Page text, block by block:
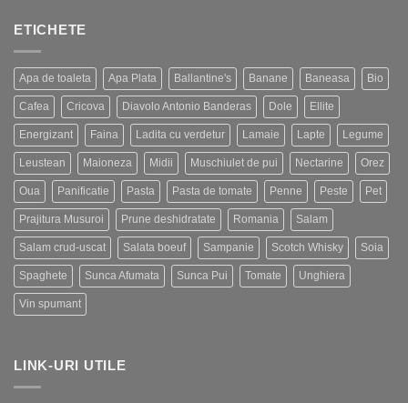
ETICHETE
Apa de toaleta Apa Plata Ballantine's Banane Baneasa Bio
Cafea Cricova Diavolo Antonio Banderas Dole Ellite
Energizant Faina Ladita cu verdetur Lamaie Lapte Legume
Leustean Maioneza Midii Muschiulet de pui Nectarine Orez
Oua Panificatie Pasta Pasta de tomate Penne Peste Pet
Prajitura Musuroi Prune deshidratate Romania Salam
Salam crud-uscat Salata boeuf Sampanie Scotch Whisky Soia
Spaghete Sunca Afumata Sunca Pui Tomate Unghiera
Vin spumant
LINK-URI UTILE